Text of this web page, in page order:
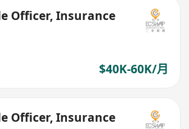
Officer, Insurance
$40K-60K/月
Officer, Insurance